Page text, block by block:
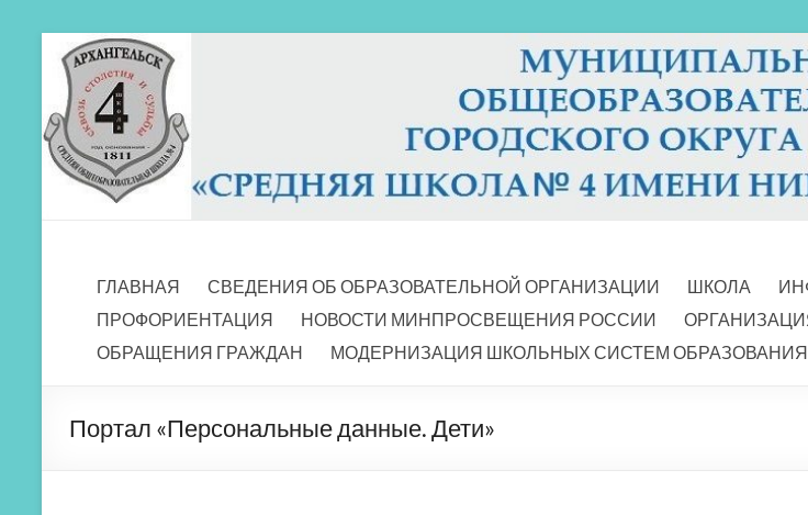
Перейти
содержимому
МБОУ СШ 4
ГЛАВНАЯ
СВЕДЕНИЯ ОБ ОБРАЗОВАТЕЛЬНОЙ ОРГАНИЗАЦИИ ШКОЛА
ПРОФОРИЕНТАЦИЯ
НОВОСТИ МИНПРОСВЕЩЕНИЯ РОССИИ
ОБРАЩЕНИЯ ГРАЖДАН
МОДЕРНИЗАЦИЯ ШКОЛЬНЫХ СИСТЕМ ОБРАЗОВАНИЯ
Портал «Персональные данные. Дети»